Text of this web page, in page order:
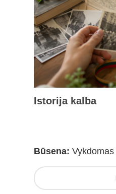
Istorija kalba
Būsena: Vykdomas